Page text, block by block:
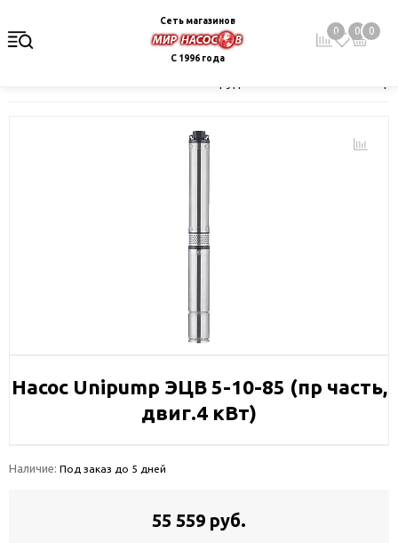
Сеть магазинов
С 1996 года
0 0 0
Насос Unipump ЭЦВ 5-10-85 (пр часть,
двиг.4 кВт)
Наличие: Под заказ до 5 дней
55 559 руб.